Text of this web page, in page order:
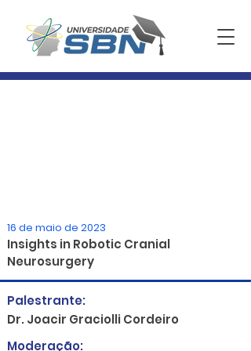
16 de maio de 2023
Insights in Robotic Cranial
Neurosurgery
Palestrante:
Dr. Joacir Graciolli Cordeiro
Moderação: